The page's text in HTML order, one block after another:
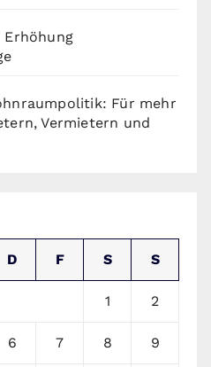
Für mehr
Vermietern und
D F S S
1 2
6 7 8 9